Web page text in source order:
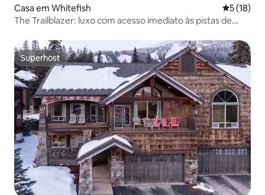
Casa em Whitefish
5 (18)
The Trailblazer: luxo com acesso imediato às pistas de
Superhost
Superhost